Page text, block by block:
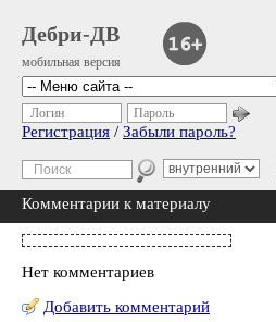
Дебри-ДВ
мобильная версия
Логин Пароль
Регистрация / Забыли пароль?
Комментарии к материалу
Нет комментариев
Добавить комментарий